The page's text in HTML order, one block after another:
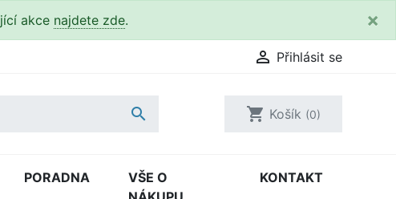
akce najdete zde. ×
 Přihlásit se
 shopping_cart Košík (0)
PORADNA
VŠE O
KONTAKT